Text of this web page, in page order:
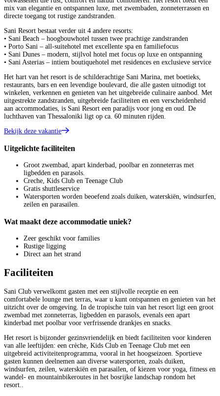
mix van elegantie en ontspannen luxe, met zwembaden, zonneterrassen en
directe toegang tot rustige zandstranden.
Sani Resort bestaat verder uit 4 andere resorts:
• Sani Beach – hoogbouwhotel tussen twee prachtige zandstranden
• Porto Sani – all-suitehotel met excellente spa en familiefocus
• Sani Dunes – modern, stijlvol hotel met focus op luxe en ontspanning
• Sani Asterias – intiem boutiquehotel met residences en exclusieve service
Het hart van het resort is de schilderachtige Sani Marina, met boetieks,
restaurants, bars en een levendige boulevard, die alle gasten uitnodigt tot
winkelen, verkennen en genieten van het uitgebreide culinaire aanbod. Met
uitgestrekte zandstranden, uitgebreide faciliteiten en een verscheidenheid
aan accommodaties, is Sani Resort een paradijs voor jong en oud. De
luchthaven van Thessaloniki ligt op ca. 60 minuten rijden.
Bekijk deze vakantie
Uitgelichte faciliteiten
Groot zwembad, apart kinderbad, poolbar en zonneterras met
ligbedden en parasols.
Creche, Kids Club en Teenage Club
Gratis shuttleservice
Watersporten worden beoefend zoals duiken, waterskiën, windsurfen,
zeilen en parasailen.
Wat maakt deze accommodatie uniek?
Zeer geschikt voor families
Rustige ligging
Direct aan het strand
Faciliteiten
Sani Club verwelkomt gasten met een stijlvolle receptie en een
comfortabele lounge met terras, waar u kunt ontspannen en genieten van het
uitzicht over de omgeving. In de tropische tuin van het resort ligt een groot
zwembad met zonneterras, ligbedden en parasols, evenals een apart
kinderbad met poolbar voor verfrissende drankjes en snacks.
Het resort is bijzonder gezinsvriendelijk en biedt faciliteiten voor kinderen
van alle leeftijden: een crèche, Kids Club en Teenage Club met een
uitgebreid activiteitenprogramma, vooral in het hoogseizoen. Sportieve
gasten kunnen deelnemen aan diverse watersporten, zoals duiken,
windsurfen, zeilen, waterskiën en parasailen, of kiezen voor yoga, fitness en
wandel‑ en mountainbikeroutes in het bosrijke landschap rondom het
resort..